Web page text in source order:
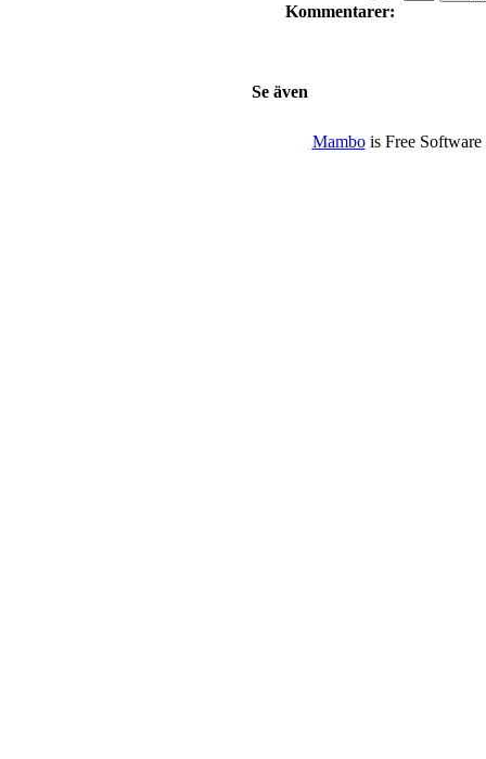
Kommentarer:
Se även
Mambois Free Software